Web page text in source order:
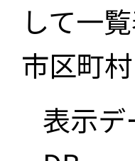
して一
市区町
表示デ